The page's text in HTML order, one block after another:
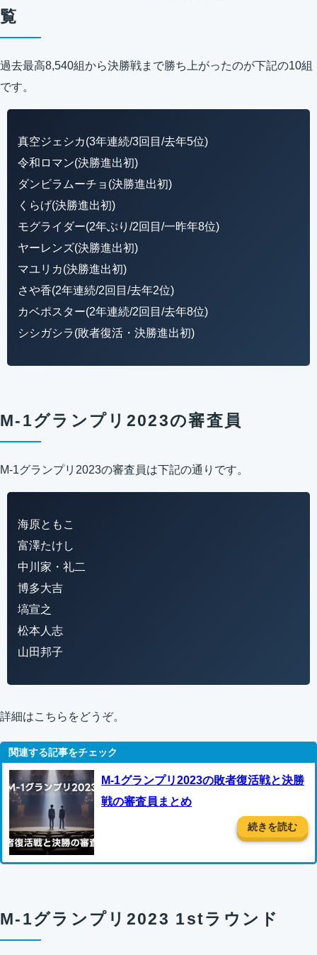
覧
過去最高8,540組から決勝戦まで勝ち上がったのが下記の10組
です。
真空ジェシカ(3年連続/3回目/去年5位)
令和ロマン(決勝進出初)
ダンビラムーチョ(決勝進出初)
くらげ(決勝進出初)
モグライダー(2年ぶり/2回目/一昨年8位)
ヤーレンズ(決勝進出初)
マユリカ(決勝進出初)
さや香(2年連続/2回目/去年2位)
カベポスター(2年連続/2回目/去年8位)
シシガシラ(敗者復活・決勝進出初)
M-1グランプリ2023の審査員
M-1グランプリ2023の審査員は下記の通りです。
海原ともこ
富澤たけし
中川家・礼二
博多大吉
塙宣之
松本人志
山田邦子
詳細はこちらをどうぞ。
M-1グランプリ2023の敗者復活戦と決勝
戦の審査員まとめ
続きを読む
M-1グランプリ2023 1stラウンド